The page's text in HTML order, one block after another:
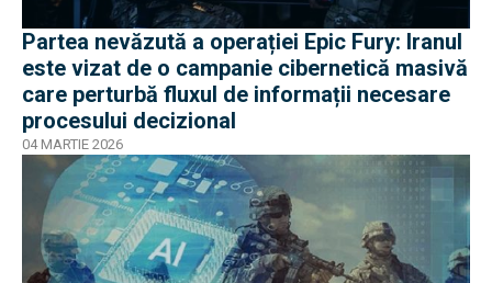
Partea nevăzută a operației Epic Fury: Iranul
este vizat de o campanie cibernetică masivă
care perturbă fluxul de informații necesare
procesului decizional
04 MARTIE 2026